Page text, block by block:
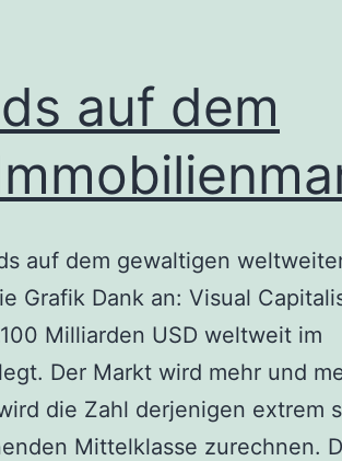
auf dem
auf dem gewaltigen
Grafik Dank an: Visual
Milliarden USD weltweit im
Der Markt wird mehr und
die Zahl derjenigen extrem
Mittelklasse zurechnen.